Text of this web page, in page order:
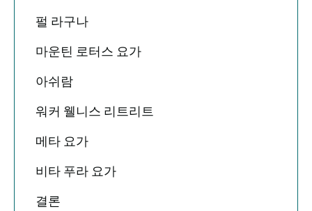
펄 라구나
마운틴 로터스 요가
아쉬람
워커 웰니스 리트리트
메타 요가
비타 푸라 요가
결론